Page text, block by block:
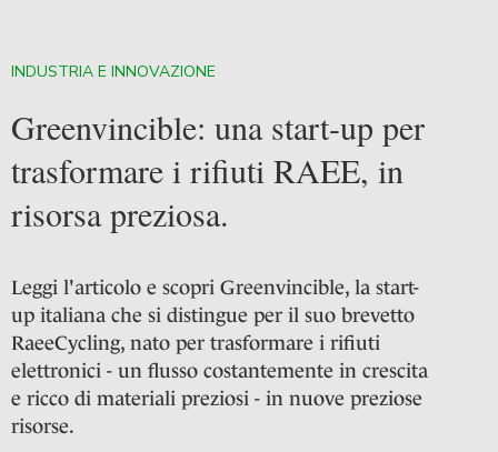
INDUSTRIA E INNOVAZIONE
Greenvincible: una start-up per
trasformare i rifiuti RAEE, in
risorsa preziosa.
Leggi l'articolo e scopri Greenvincible, la start-
up italiana che si distingue per il suo brevetto
RaeeCycling, nato per trasformare i rifiuti
elettronici - un flusso costantemente in crescita
e ricco di materiali preziosi - in nuove preziose
risorse.